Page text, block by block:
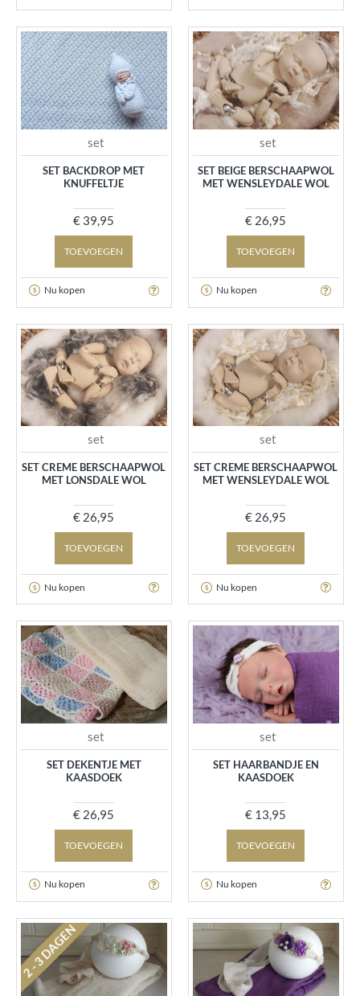
set
SET BACKDROP MET
KNUFFELTJE
€ 39,95
TOEVOEGEN
Nu kopen
set
SET BEIGE BERSCHAAPWOL
MET WENSLEYDALE WOL
€ 26,95
TOEVOEGEN
Nu kopen
set
SET CREME BERSCHAAPWOL
MET LONSDALE WOL
€ 26,95
TOEVOEGEN
Nu kopen
set
SET CREME BERSCHAAPWOL
MET WENSLEYDALE WOL
€ 26,95
TOEVOEGEN
Nu kopen
set
SET DEKENTJE MET
KAASDOEK
€ 26,95
TOEVOEGEN
Nu kopen
set
SET HAARBANDJE EN
KAASDOEK
€ 13,95
TOEVOEGEN
Nu kopen
2 - 3 DAGEN